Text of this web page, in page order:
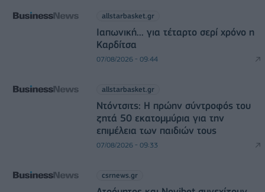
allstarbasket.gr
Ιαπωνική... για τέταρτο σερί χρόνο η
Καρδίτσα
07/08/2026 - 09:44
allstarbasket.gr
Ντόντσιτς: Η πρώην σύντροφός του
ζητά 50 εκατομμύρια για την
επιμέλεια των παιδιών τους
07/08/2026 - 09:33
csrnews.gr